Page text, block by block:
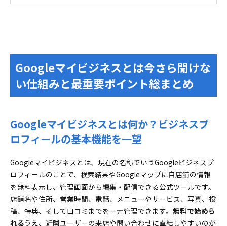
カテゴリ選定と基本情報の最適化でGoogleマイビジネ
スの発見率を最大化
Googleマイビジネスとはカテゴリ選定がカギ！効
果を高める選び方とNG例
プ！クリックにつなげる公式サイト活用法
写真と投稿運用でGoogleマイビジネスの“映え”と来店
Googleマイビジネスの写真と動画、第一印象で差
をつける準備リスト
Googleマイビジネスで投稿効果を最大化！注目を
集めるタイプと文面テクニック
口コミ返信と評価管理でGoogleマイビジネスの信頼度
Googleマイビジネスとは今さら聞けな
い仕組みと最重要ポイント総まとめ
Googleマイビジネスとは何か？ビジネスプ
ロフィールの基本機能を一望
Googleマイビジネスとは、現在の名称でいうGoogleビジネスプ
ロフィールのことで、検索結果やGoogleマップに自店舗の情報
を無料表示し、管理画面から編集・配信できる公式ツールです。
店舗名や住所、営業時間、電話、メニューやサービス、写真、投
稿、特典、そして口コミまでを一元管理できます。 無料で始めら
れるうえ、近隣ユーザーの来店や問い合わせに直結しやすいのが